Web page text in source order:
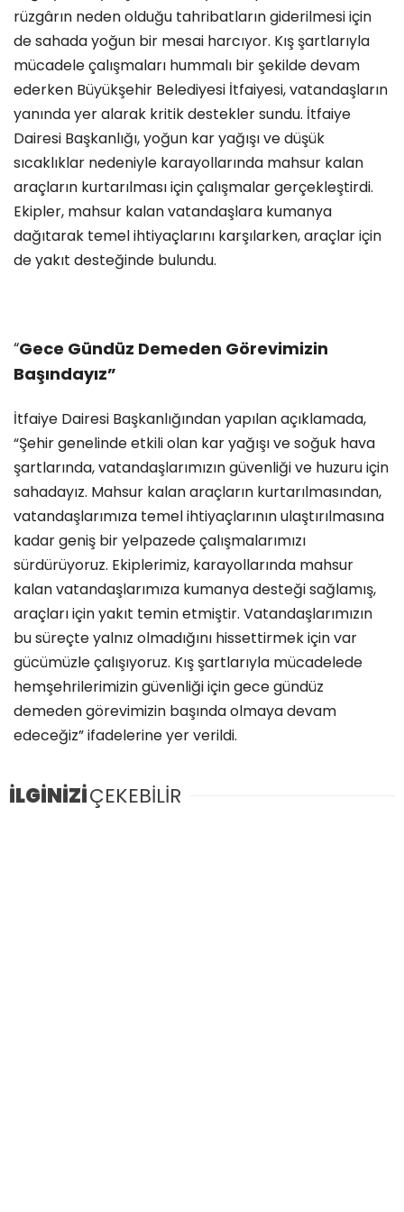
rüzgârın neden olduğu tahribatların giderilmesi için
de sahada yoğun bir mesai harcıyor. Kış şartlarıyla
mücadele çalışmaları hummalı bir şekilde devam
ederken Büyükşehir Belediyesi İtfaiyesi, vatandaşların
yanında yer alarak kritik destekler sundu. İtfaiye
Dairesi Başkanlığı, yoğun kar yağışı ve düşük
sıcaklıklar nedeniyle karayollarında mahsur kalan
araçların kurtarılması için çalışmalar gerçekleştirdi.
Ekipler, mahsur kalan vatandaşlara kumanya
dağıtarak temel ihtiyaçlarını karşılarken, araçlar için
de yakıt desteğinde bulundu.
“Gece Gündüz Demeden Görevimizin
Başındayız”
İtfaiye Dairesi Başkanlığından yapılan açıklamada,
“Şehir genelinde etkili olan kar yağışı ve soğuk hava
şartlarında, vatandaşlarımızın güvenliği ve huzuru için
sahadayız. Mahsur kalan araçların kurtarılmasından,
vatandaşlarımıza temel ihtiyaçlarının ulaştırılmasına
kadar geniş bir yelpazede çalışmalarımızı
sürdürüyoruz. Ekiplerimiz, karayollarında mahsur
kalan vatandaşlarımıza kumanya desteği sağlamış,
araçları için yakıt temin etmiştir. Vatandaşlarımızın
bu süreçte yalnız olmadığını hissettirmek için var
gücümüzle çalışıyoruz. Kış şartlarıyla mücadelede
hemşehrilerimizin güvenliği için gece gündüz
demeden görevimizin başında olmaya devam
edeceğiz” ifadelerine yer verildi.
İLGİNİZİÇEKEBİLİR